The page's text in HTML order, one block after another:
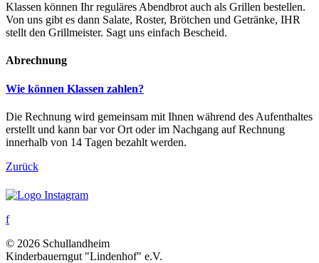
Klassen können Ihr reguläres Abendbrot auch als Grillen bestellen.
Von uns gibt es dann Salate, Roster, Brötchen und Getränke, IHR
stellt den Grillmeister. Sagt uns einfach Bescheid.
Abrechnung
Wie können Klassen zahlen?
Die Rechnung wird gemeinsam mit Ihnen während des Aufenthaltes
erstellt und kann bar vor Ort oder im Nachgang auf Rechnung
innerhalb von 14 Tagen bezahlt werden.
Zurück
f
© 2026 Schullandheim
Kinderbauerngut "Lindenhof" e.V.